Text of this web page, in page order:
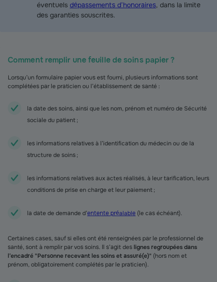
éventuels dépassements d’honoraires, dans la limite
des garanties souscrites.
Comment remplir une feuille de soins papier ?
Lorsqu’un formulaire papier vous est fourni, plusieurs informations sont
complétées par le praticien ou l’établissement de santé :
la date des soins, ainsi que les nom, prénom et numéro de Sécurité
sociale du patient ;
les informations relatives à l’identification du médecin ou de la
structure de soins ;
les informations relatives aux actes réalisés, à leur tarification, leurs
conditions de prise en charge et leur paiement ;
la date de demande d’entente préalable (le cas échéant).
Certaines cases, sauf si elles ont été renseignées par le professionnel de
santé, sont à remplir par vos soins. Il s’agit deslignes regroupées dans
l’encadré "Personne recevant les soins et assuré(e)" (hors nom et
prénom, obligatoirement complétés par le praticien).